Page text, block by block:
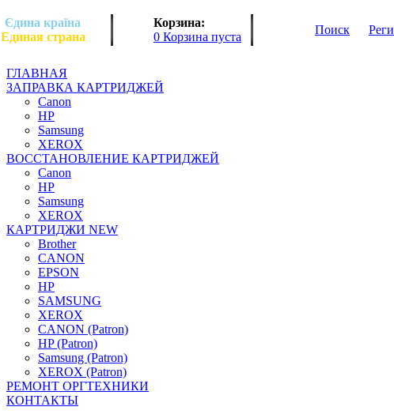
Єдина країна
Единая страна
Корзина:
0 Корзина пуста
Поиск
ГЛАВНАЯ
ЗАПРАВКА КАРТРИДЖЕЙ
Canon
HP
Samsung
XEROX
ВОССТАНОВЛЕНИЕ КАРТРИДЖЕЙ
Canon
HP
Samsung
XEROX
КАРТРИДЖИ NEW
Brother
CANON
EPSON
HP
SAMSUNG
XEROX
CANON (Patron)
HP (Patron)
Samsung (Patron)
XEROX (Patron)
РЕМОНТ ОРГТЕХНИКИ
КОНТАКТЫ